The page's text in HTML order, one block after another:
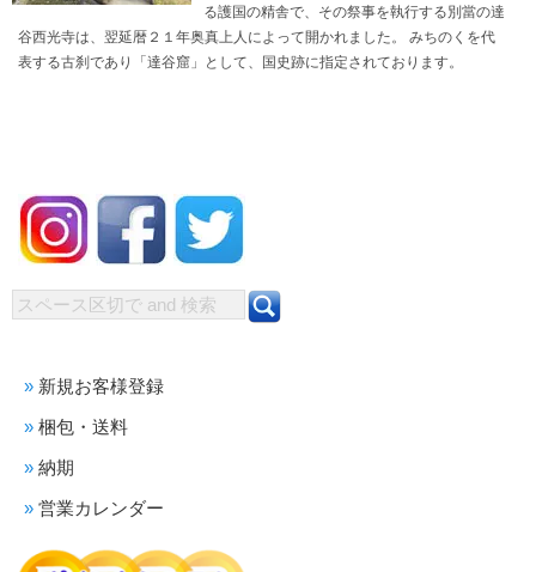
る護国の精舎で、その祭事を執行する別當の達
谷西光寺は、翌延暦２１年奥真上人によって開かれました。 みちのくを代
表する古刹であり「達谷窟」として、国史跡に指定されております。
新規お客様登録
梱包・送料
納期
営業カレンダー